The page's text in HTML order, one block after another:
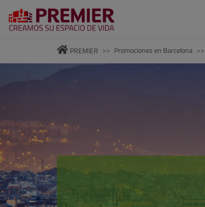
PREMIER Promociones en Barcelona